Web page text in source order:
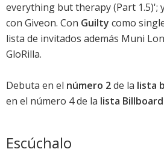
everything but therapy (Part 1.5)';
con Giveon. Con Guilty como
lista de invitados además Muni
GloRilla.
Debuta en el número 2de la lista
en el número 4de la lista
Escúchalo